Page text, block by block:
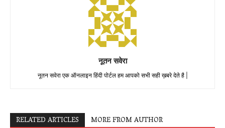
नूतन सवेरा
नूतन सवेरा एक ऑनलाइन हिंदी पोर्टल हम आपको सभी सही ख़बरे देते है |
RELATED ARTICLES MORE FROM AUTHOR